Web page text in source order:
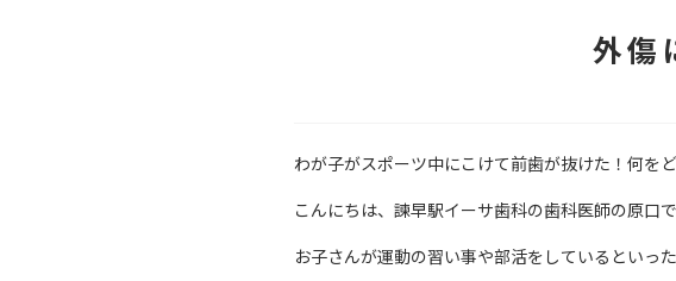
外傷
わが子がスポーツ中にこけて前歯が抜けた！何を
こんにちは、諫早駅イーサ歯科の歯科医師の原口で
お子さんが運動の習い事や部活をしているといっ